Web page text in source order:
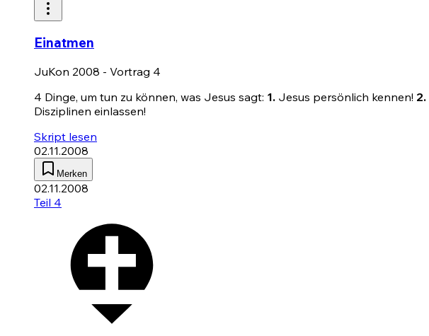
Einatmen
JuKon 2008 - Vortrag 4
4 Dinge, um tun zu können, was Jesus sagt: 1. Jesus persönlich kennen! 2.
Disziplinen einlassen!
Skript lesen
02.11.2008
Merken
02.11.2008
Teil 4